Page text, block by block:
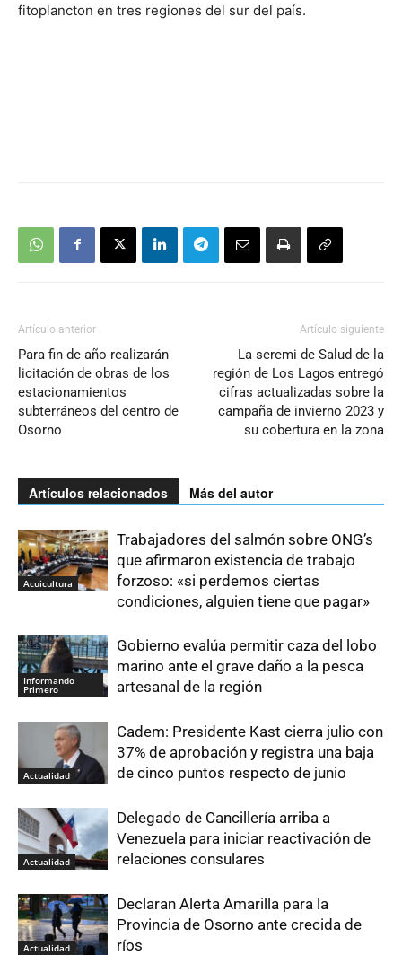
fitoplancton en tres regiones del sur del país.
Artículo anterior
Para fin de año realizarán
licitación de obras de los
estacionamientos
subterráneos del centro de
Osorno
Artículo siguiente
La seremi de Salud de la
región de Los Lagos entregó
cifras actualizadas sobre la
campaña de invierno 2023 y
su cobertura en la zona
Artículos relacionados Más del autor
Acuicultura
Trabajadores del salmón sobre ONG’s
que afirmaron existencia de trabajo
forzoso: «si perdemos ciertas
condiciones, alguien tiene que pagar»
Informando
Primero
Gobierno evalúa permitir caza del lobo
marino ante el grave daño a la pesca
artesanal de la región
Actualidad
Cadem: Presidente Kast cierra julio con
37% de aprobación y registra una baja
de cinco puntos respecto de junio
Actualidad
Delegado de Cancillería arriba a
Venezuela para iniciar reactivación de
relaciones consulares
Actualidad
Declaran Alerta Amarilla para la
Provincia de Osorno ante crecida de
ríos